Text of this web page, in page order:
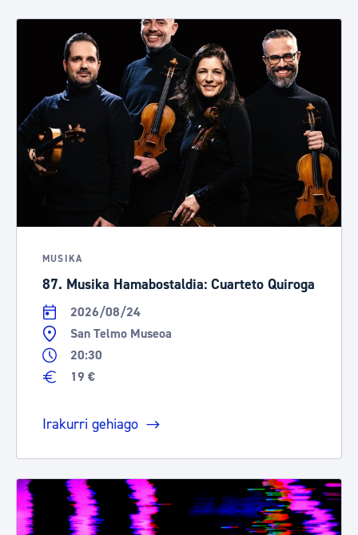
MUSIKA
87. Musika Hamabostaldia: Cuarteto Quiroga
2026/08/24
San Telmo Museoa
20:30
19 €
Irakurri gehiago